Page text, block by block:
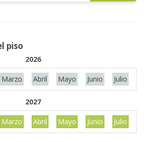
piso
2026
Marzo Abril Mayo Junio Julio
2027
Marzo Abril Mayo Junio Julio